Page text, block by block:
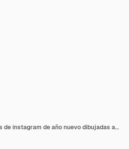
Colección de historias de instagram de año nuevo dibujadas a mano